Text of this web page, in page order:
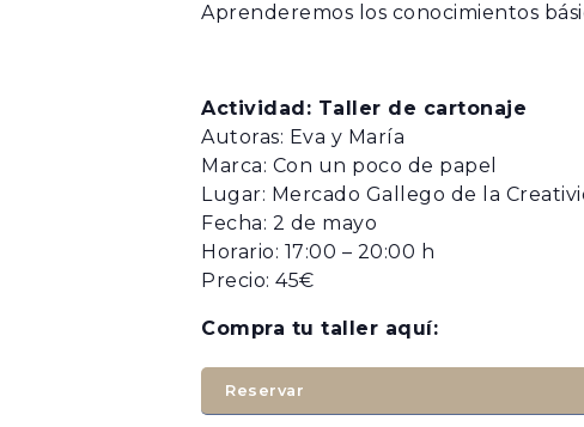
MARCAPÁGINAS
CONJUNTOS
NIÑAS/OS
JUEGO
Aprenderemos los conocimientos
Actividad: Taller de cartonaje
Autoras: Eva y María
Marca: Con un poco de papel
Lugar: Mercado Gallego de la
Fecha: 2 de mayo
Horario: 17:00 – 20:00 h
Precio: 45€
Compra tu taller aquí:
Reservar